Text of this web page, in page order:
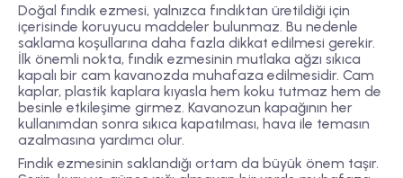
Doğal fındık ezmesi, yalnızca fındıktan üretildiği için
içerisinde koruyucu maddeler bulunmaz. Bu nedenle
saklama koşullarına daha fazla dikkat edilmesi gerekir.
İlk önemli nokta, fındık ezmesinin mutlaka ağzı sıkıca
kapalı bir cam kavanozda muhafaza edilmesidir. Cam
kaplar, plastik kaplara kıyasla hem koku tutmaz hem de
besinle etkileşime girmez. Kavanozun kapağının her
kullanımdan sonra sıkıca kapatılması, hava ile temasın
azalmasına yardımcı olur.
Fındık ezmesinin saklandığı ortam da büyük önem taşır.